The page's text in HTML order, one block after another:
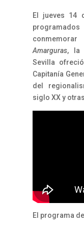
El jueves 14
Amarguras, la
Sevilla
Capitanía
del
siglo XX y
El programa